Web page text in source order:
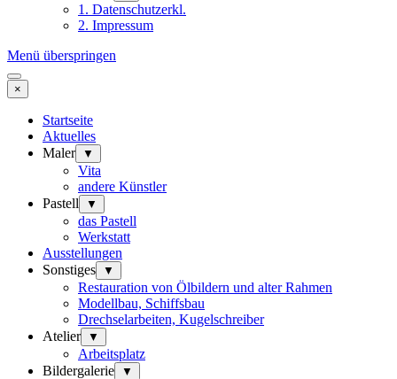
1. Datenschutzerkl.
2. Impressum
Menü überspringen
×
Startseite
Aktuelles
Maler
▼
Vita
andere Künstler
Pastell
▼
das Pastell
Werkstatt
Ausstellungen
Sonstiges
▼
Restauration von Ölbildern und alter Rahmen
Modellbau, Schiffsbau
Drechselarbeiten, Kugelschreiber
Atelier
▼
Arbeitsplatz
Bildergalerie
▼